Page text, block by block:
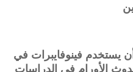
يستخدم فينوفايبرات في
الأورام في الدراسات